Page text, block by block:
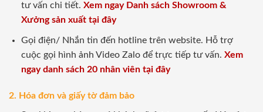
tư vấn chi tiết. Xem ngay Danh sách Showroom &
Xưởng sản xuất tại đây
Gọi điện/ Nhắn tin đến hotline trên website. Hỗ trợ
cuộc gọi hình ảnh Video Zalo để trực tiếp tư vấn. Xem
ngay danh sách 20 nhân viên tại đây
2. Hóa đơn và giấy tờ đảm bảo